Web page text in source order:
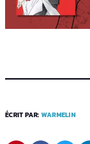
ÉCRIT PAR: WARMELIN